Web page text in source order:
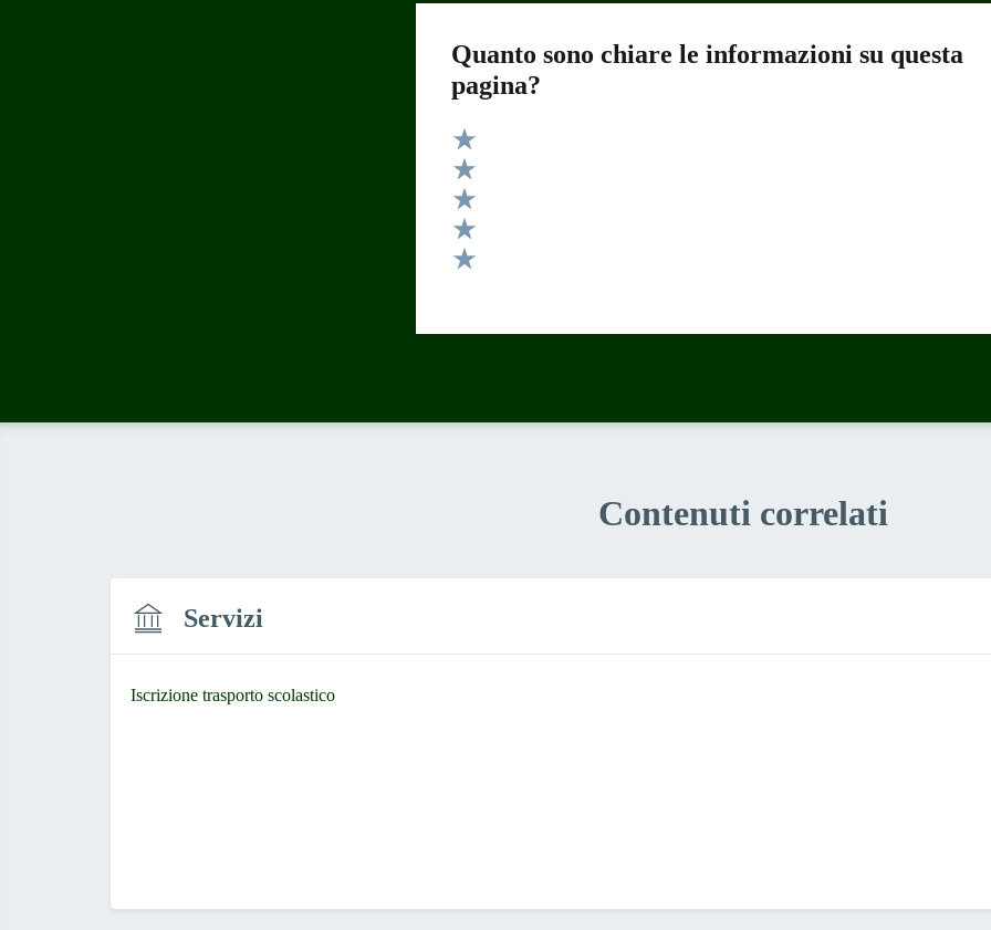
Quanto sono chiare le informazioni su questa
pagina?
Valuta 5 stelle su 5
Valuta 4 stelle su 5
Valuta 3 stelle su 5
Valuta 2 stelle su 5
Contenuti correlati
Servizi
Iscrizione trasporto scolastico